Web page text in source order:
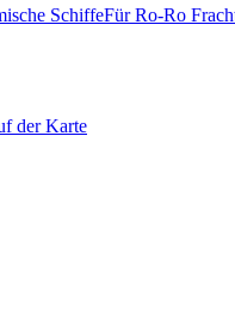
SchiffeFür Ro-Ro
der Karte